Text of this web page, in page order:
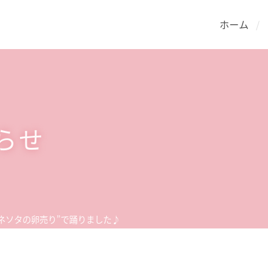
ホーム
せ
ソタの卵売り”で踊りました♪